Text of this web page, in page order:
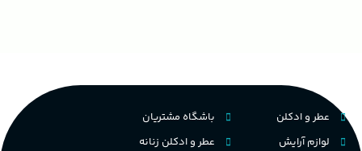
عطر و ادکلن
لوازم آرایش
باشگاه مشتریان
عطر و ادکلن زنانه